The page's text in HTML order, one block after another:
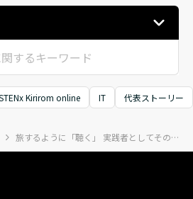
ティブ経営、老舗
ファッションリユ
ース、基礎工事業
から空間創造へ、
独立系のファイナ
ンシャルプランニ
をつなぐ挑戦、起
——。彼ら
は、順風満
のりの先で
や大きな挫
から、新た
への一歩を
の特集では
Kirirom online IT 代表ストーリー
旅するように「聴く」 実践者としてその価値を広めたい